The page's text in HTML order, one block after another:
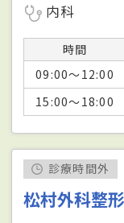
内科
時間
09:00～12:00
15:00～18:00
診療時間外
松村外科整